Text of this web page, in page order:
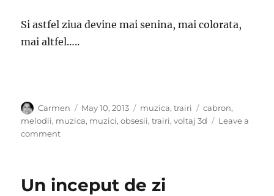
Si astfel ziua devine mai senina, mai colorata,
mai altfel…..
Author
Carmen
Posted
on
May 10, 2013 Categories
muzica,trairi Tags
cabron,
melodii, muzica, muzici,obsesii,trairi,voltaj 3d
Leave a
commenton
cu
Un inceput de zi